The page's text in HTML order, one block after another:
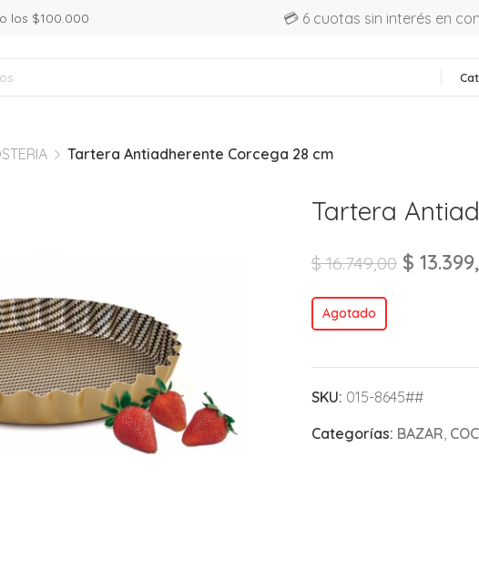
los $100.000 💳 6 cuotas sin interés en
Tartera Antiadherente Corcega 28 cm
Tartera
$16.749,00 $
Agotado
SKU: 015-8645##
Categorías: BAZAR